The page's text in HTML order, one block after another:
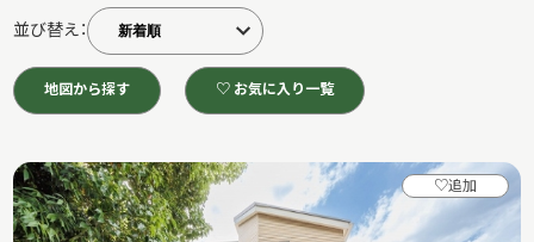
並び替え：
地図から探す ♡ お気に入り一覧
♡追加